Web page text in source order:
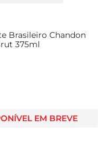
Brasileiro Chandon
375ml
EM BREVE